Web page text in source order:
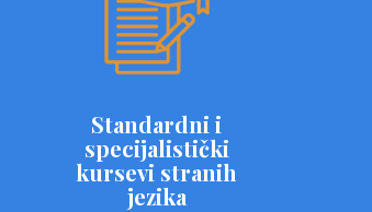
Standardni i
specijalistički
kursevi stranih
jezika